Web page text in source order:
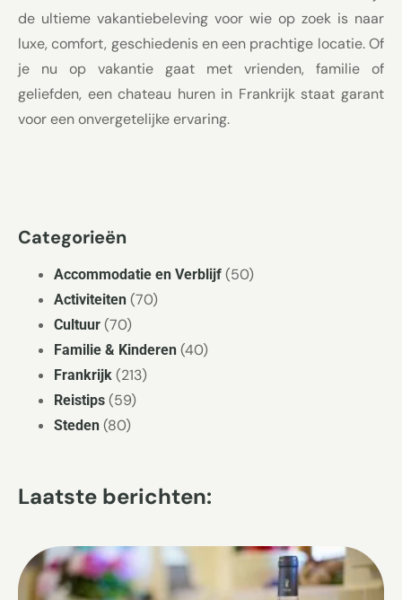
de ultieme vakantiebeleving voor wie op zoek is naar
luxe, comfort, geschiedenis en een prachtige locatie. Of
je nu op vakantie gaat met vrienden, familie of
geliefden, een chateau huren in Frankrijk staat garant
voor een onvergetelijke ervaring.
Categorieën
Accommodatie en Verblijf (50)
Activiteiten (70)
Cultuur (70)
Familie & Kinderen (40)
Frankrijk (213)
Reistips (59)
Steden (80)
Laatste berichten: